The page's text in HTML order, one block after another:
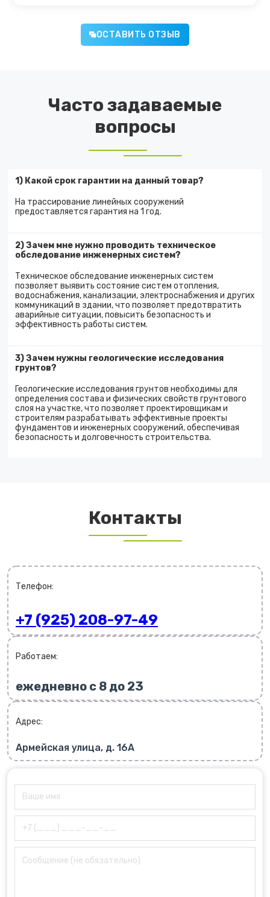
ОСТАВИТЬ ОТЗЫВ
Часто задаваемые
вопросы
1) Какой срок гарантии на данный товар?
На трассирование линейных сооружений
предоставляется гарантия на 1 год.
2) Зачем мне нужно проводить техническое
обследование инженерных систем?
Техническое обследование инженерных систем
позволяет выявить состояние систем отопления,
водоснабжения, канализации, электроснабжения и других
коммуникаций в здании, что позволяет предотвратить
аварийные ситуации, повысить безопасность и
эффективность работы систем.
3) Зачем нужны геологические исследования
грунтов?
Геологические исследования грунтов необходимы для
определения состава и физических свойств грунтового
слоя на участке, что позволяет проектировщикам и
строителям разрабатывать эффективные проекты
фундаментов и инженерных сооружений, обеспечивая
безопасность и долговечность строительства.
Контакты
Телефон:
+7 (925) 208-97-49
Работаем:
ежедневно с 8 до 23
Адрес:
Армейская улица, д. 16А